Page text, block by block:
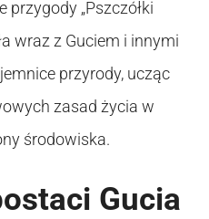
„Pszczółki
wraz z Guciem i innymi
przyrody, ucząc
zasad życia w
środowiska.
Gucia